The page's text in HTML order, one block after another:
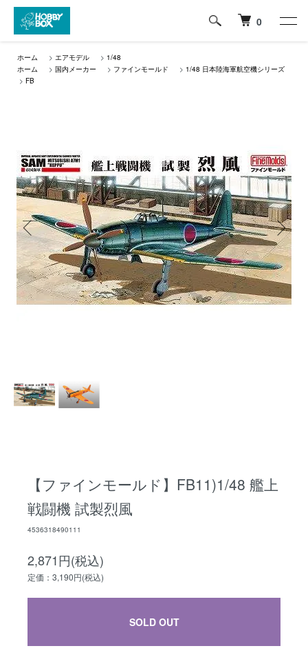
0
ホーム > エアモデル > 1/48
ホーム
> 国内メーカー > ファインモールド > 1/48 日本陸海軍航空機シリーズ
> FB
【ファインモールド】FB11)1/48 艦上
戦闘機 試製烈風
4536318490111
2,871円(税込)
定価：3,190円(税込)
SOLD OUT